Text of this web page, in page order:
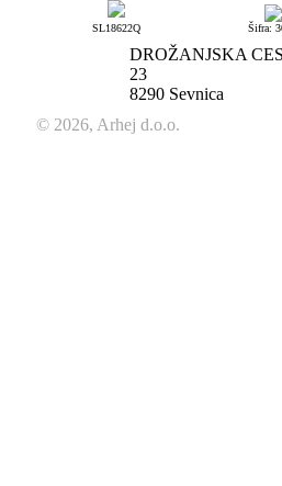
SL18622Q Šifra:
DROŽANJSKA
23
8290 Sevnica
© 2026, Arhej d.o.o.